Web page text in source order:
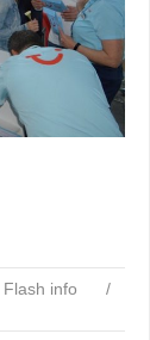
Flash info
/